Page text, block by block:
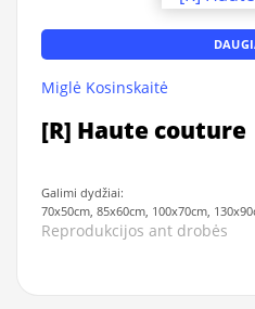
Miglė Kosinskaitė
[R] Haute couture
Galimi dydžiai:
70x50cm, 85x60cm, 100x70cm,
Reprodukcijos ant drobės